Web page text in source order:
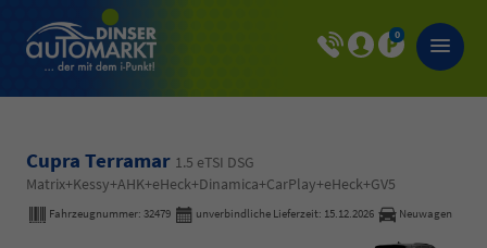
0
Cupra Terramar 1.5 eTSI DSG
Matrix+Kessy+AHK+eHeck+Dinamica+CarPlay+eHeck+GV5
Fahrzeugnummer: 32479 unverbindliche Lieferzeit: 15.12.2026 Neuwagen